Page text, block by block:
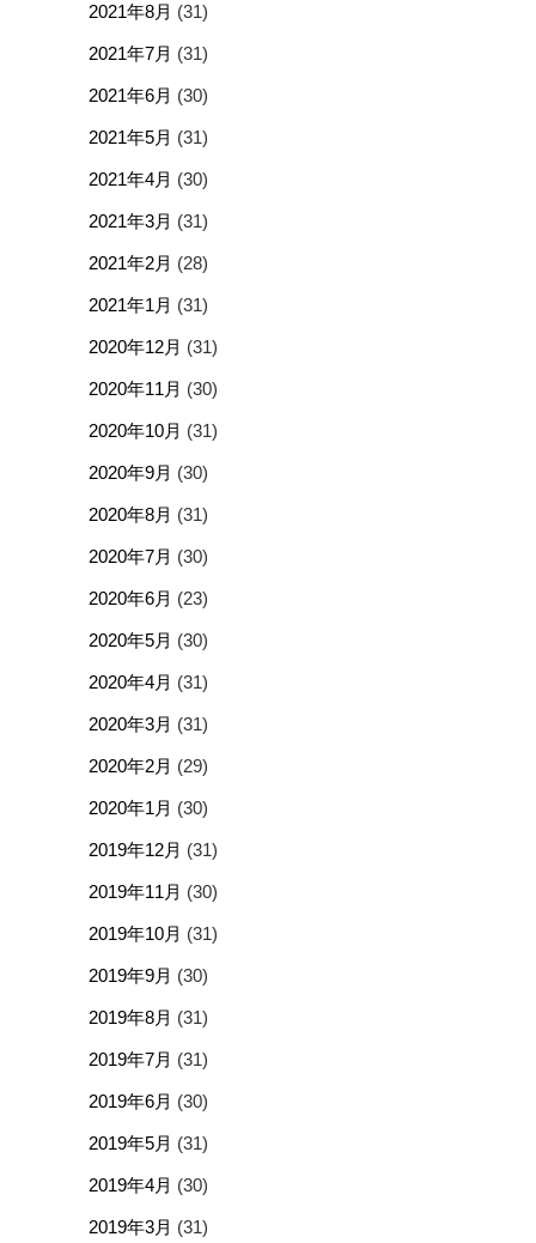
2021年8月 (31)
2021年7月 (31)
2021年6月 (30)
2021年5月 (31)
2021年4月 (30)
2021年3月 (31)
2021年2月 (28)
2021年1月 (31)
2020年12月 (31)
2020年11月 (30)
2020年10月 (31)
2020年9月 (30)
2020年8月 (31)
2020年7月 (30)
2020年6月 (23)
2020年5月 (30)
2020年4月 (31)
2020年3月 (31)
2020年2月 (29)
2020年1月 (30)
2019年12月 (31)
2019年11月 (30)
2019年10月 (31)
2019年9月 (30)
2019年8月 (31)
2019年7月 (31)
2019年6月 (30)
2019年5月 (31)
2019年4月 (30)
2019年3月 (31)